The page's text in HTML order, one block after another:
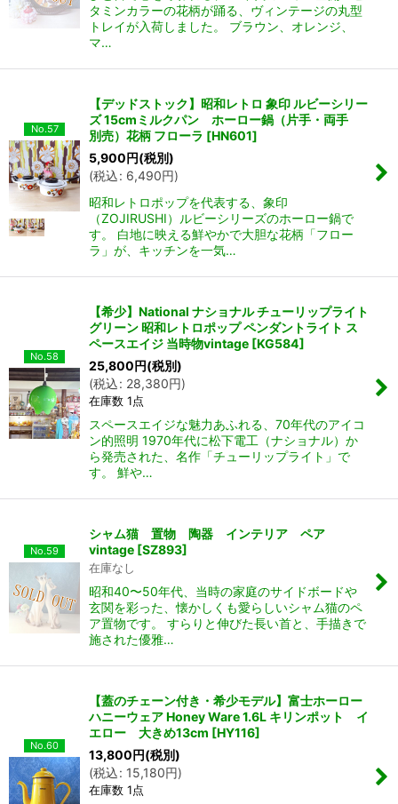
タミンカラーの花柄が踊る、ヴィンテージの丸型
トレイが入荷しました。 ブラウン、オレンジ、
マ…
No.57
【デッドストック】昭和レトロ 象印 ルビーシリー
ズ 15cmミルクパン ホーロー鍋（片手・両手
別売）花柄 フローラ [HN601]
5,900円(税別)
(税込: 6,490円)
昭和レトロポップを代表する、象印
（ZOJIRUSHI）ルビーシリーズのホーロー鍋で
す。 白地に映える鮮やかで大胆な花柄「フロー
ラ」が、キッチンを一気…
No.58
【希少】National ナショナル チューリップライト
グリーン 昭和レトロポップ ペンダントライト ス
ペースエイジ 当時物vintage [KG584]
25,800円(税別)
(税込: 28,380円)
在庫数 1点
スペースエイジな魅力あふれる、70年代のアイコ
ン的照明 1970年代に松下電工（ナショナル）か
ら発売された、名作「チューリップライト」で
す。 鮮や…
No.59
シャム猫 置物 陶器 インテリア ペア
vintage [SZ893]
在庫なし
昭和40〜50年代、当時の家庭のサイドボードや
玄関を彩った、懐かしくも愛らしいシャム猫のペ
ア置物です。 すらりと伸びた長い首と、手描きで
施された優雅…
No.60
【蓋のチェーン付き・希少モデル】富士ホーロー
ハニーウェア Honey Ware 1.6L キリンポット イ
エロー 大きめ13cm [HY116]
13,800円(税別)
(税込: 15,180円)
在庫数 1点